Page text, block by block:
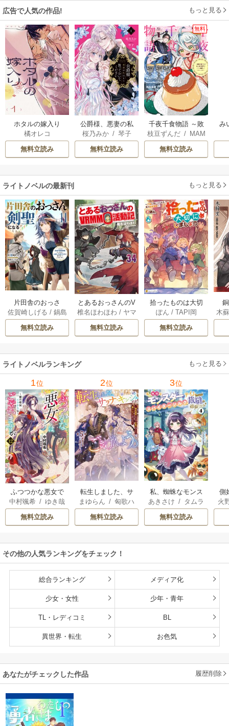
広告で人気の作品! もっと見る
ホタルの嫁入り
橘オレコ
無料立読み
公爵様、悪妻の私
はもう放っておい
てください
桜乃みか/ 琴子
無料立読み
無料
千夜千食物語 ～敗
国の姫ですが氷の
皇子殿下がどうも
溺愛してくれてい
枝豆ずんだ/ MAM
AKOTO / 鴉羽凛燈
無料立読み
み
ライトノベルの最新刊 もっと見る
片田舎のおっさ
ん、剣聖になる
～ただの田舎の剣
術師範だったの
たちが俺を放って
くれない件～ 11巻
佐賀崎しげる / 鍋島
テツヒロ
無料立読み
とあるおっさんのV
RMMO活動記 34巻
椎名ほわほわ / ヤマ
ーダ
無料立読み
拾ったものは大切
にしましょう ～子
狼に気に入られた
男の転移物語～ 6巻
ぽん / TAPI岡
無料立読み
木
ライトノベルランキング もっと見る
1位
ふつつかな悪女で
はございますが
中村颯希 / ゆき哉
無料立読み
2位
転生しました、サ
ラナ・キンジェで
す。ごきげんよ
う。
まゆらん /匈歌ハ
トリ
無料立読み
3位
私、蜘蛛なモンス
ターをテイムした
ので、スパイダー
シルクで裁縫を頑
あきさけ / タムラ
ヨウ
無料立読み
側
火
その他の人気ランキングをチェック！
総合ランキング メディア化
少女・女性 少年・青年
TL・レディコミ BL
異世界・転生 お色気
あなたがチェックした作品 履歴削除